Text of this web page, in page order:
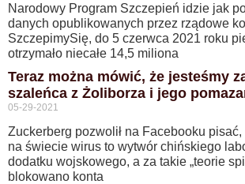
Narodowy Program Szczepień idzie jak
danych opublikowanych przez rządowe
SzczepimySię, do 5 czerwca 2021 roku
otrzymało niecałe 14,5 miliona
Teraz można mówić, że jesteśmy
szaleńca z Żoliborza i jego
05-29-2021
Zuckerberg pozwolił na Facebooku
na świecie wirus to wytwór chińskiego
dodatku wojskowego, a za takie „teorie
blokowano konta